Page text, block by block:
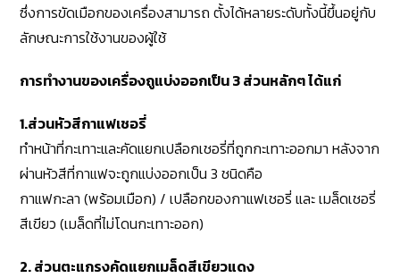
ซึ่งการขัดเมือกของเครื่องสามารถ ตั้งได้หลายระดับทั้งนี้ขึ้นอยู่กับ
ลักษณะการใช้งานของผู้ใช้
การทำงานของเครื่องถูแบ่งออกเป็น 3 ส่วนหลักๆ ได้แก่
1.ส่วนหัวสีกาแฟเชอรี่
ทำหน้าที่กะเทาะและคัดแยกเปลือกเชอรี่ที่ถูกกะเทาะออกมา หลังจาก
ผ่านหัวสีที่กาแฟจะถูกแบ่งออกเป็น 3 ชนิดคือ
กาแฟกะลา (พร้อมเมือก) / เปลือกของกาแฟเชอรี่ และ เมล็ดเชอรี่
สีเขียว (เมล็ดที่ไม่โดนกะเทาะออก)
2. ส่วนตะแกรงคัดแยกเมล็ดสีเขียวแดง